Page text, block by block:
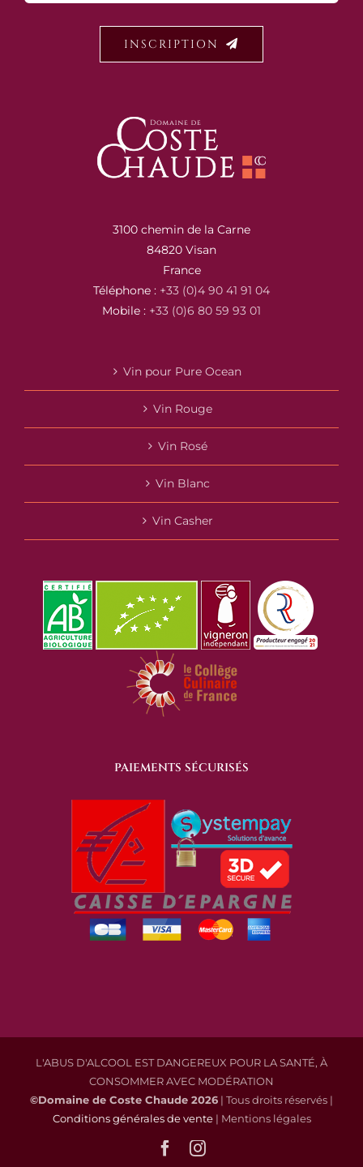
INSCRIPTION
3100 chemin de la Carne
84820 Visan
France
Téléphone : +33 (0)4 90 41 91 04
Mobile : +33 (0)6 80 59 93 01
Vin pour Pure Ocean
Vin Rouge
Vin Rosé
Vin Blanc
Vin Casher
PAIEMENTS SÉCURISÉS
L'ABUS D'ALCOOL EST DANGEREUX POUR LA SANTÉ, À
CONSOMMER AVEC MODÉRATION
©Domaine de Coste Chaude 2026 | Tous droits réservés |
Conditions générales de vente| Mentions légales
FacebookInstagram